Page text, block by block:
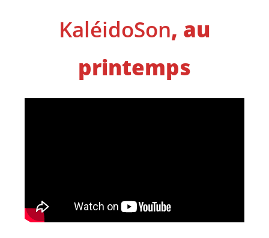
KaléidoSon, au
printemps